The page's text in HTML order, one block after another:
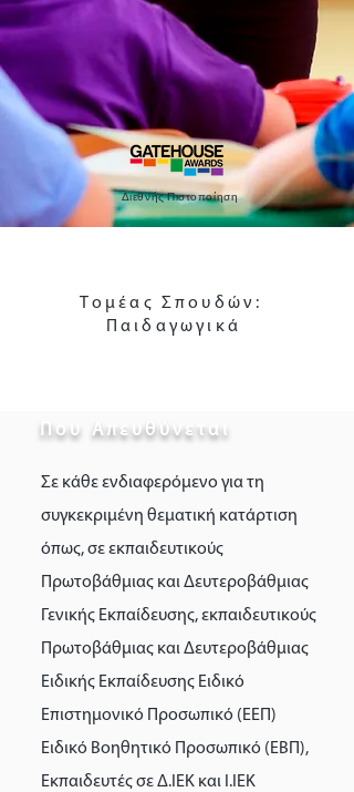
Διεθνής Πιστοποίηση
Τομέας Σπουδών:
Παιδαγωγικά
Που Απευθύνεται
Σε κάθε ενδιαφερόμενο για τη
συγκεκριμένη θεματική κατάρτιση
όπως, σε εκπαιδευτικούς
Πρωτοβάθμιας και Δευτεροβάθμιας
Γενικής Εκπαίδευσης, εκπαιδευτικούς
Πρωτοβάθμιας και Δευτεροβάθμιας
Ειδικής Εκπαίδευσης Ειδικό
Επιστημονικό Προσωπικό (ΕΕΠ)
Ειδικό Βοηθητικό Προσωπικό (ΕΒΠ),
Εκπαιδευτές σε Δ.ΙΕΚ και Ι.ΙΕΚ